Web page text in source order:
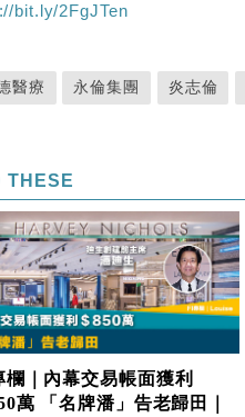
bit.ly/2FgJTen
醫療 永倫集團 炎志倫
THESE
｜內幕交易帳面獲利
萬 「名牌潘」告老歸田｜